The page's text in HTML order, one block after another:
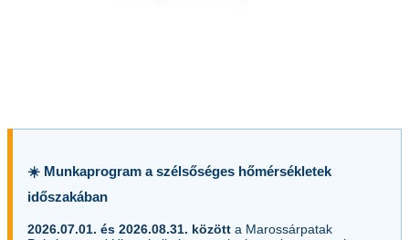
☀️ Munkaprogram a szélsőséges hőmérsékletek
időszakában
2026.07.01. és 2026.08.31. között a Marossárpatak